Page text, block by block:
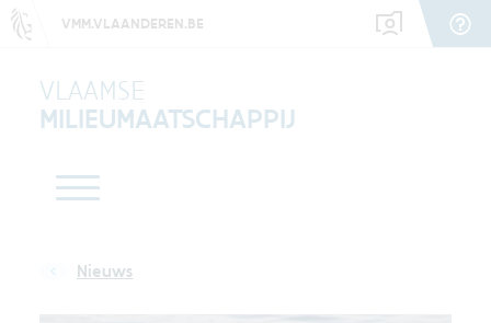
VMM.VLAANDEREN.BE
VLAAMSE
MILIEUMAATSCHAPPIJ
Nieuws